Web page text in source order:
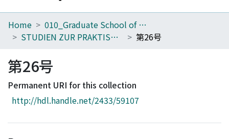
Home
Browse
Download Ranking
Access Statistics
Home
010_Graduate School of Letters
STUDIEN ZUR PRAKTISCHEN PHILOSOPHIE
第26号
第26号
Permanent URI for this collection
http://hdl.handle.net/2433/59107